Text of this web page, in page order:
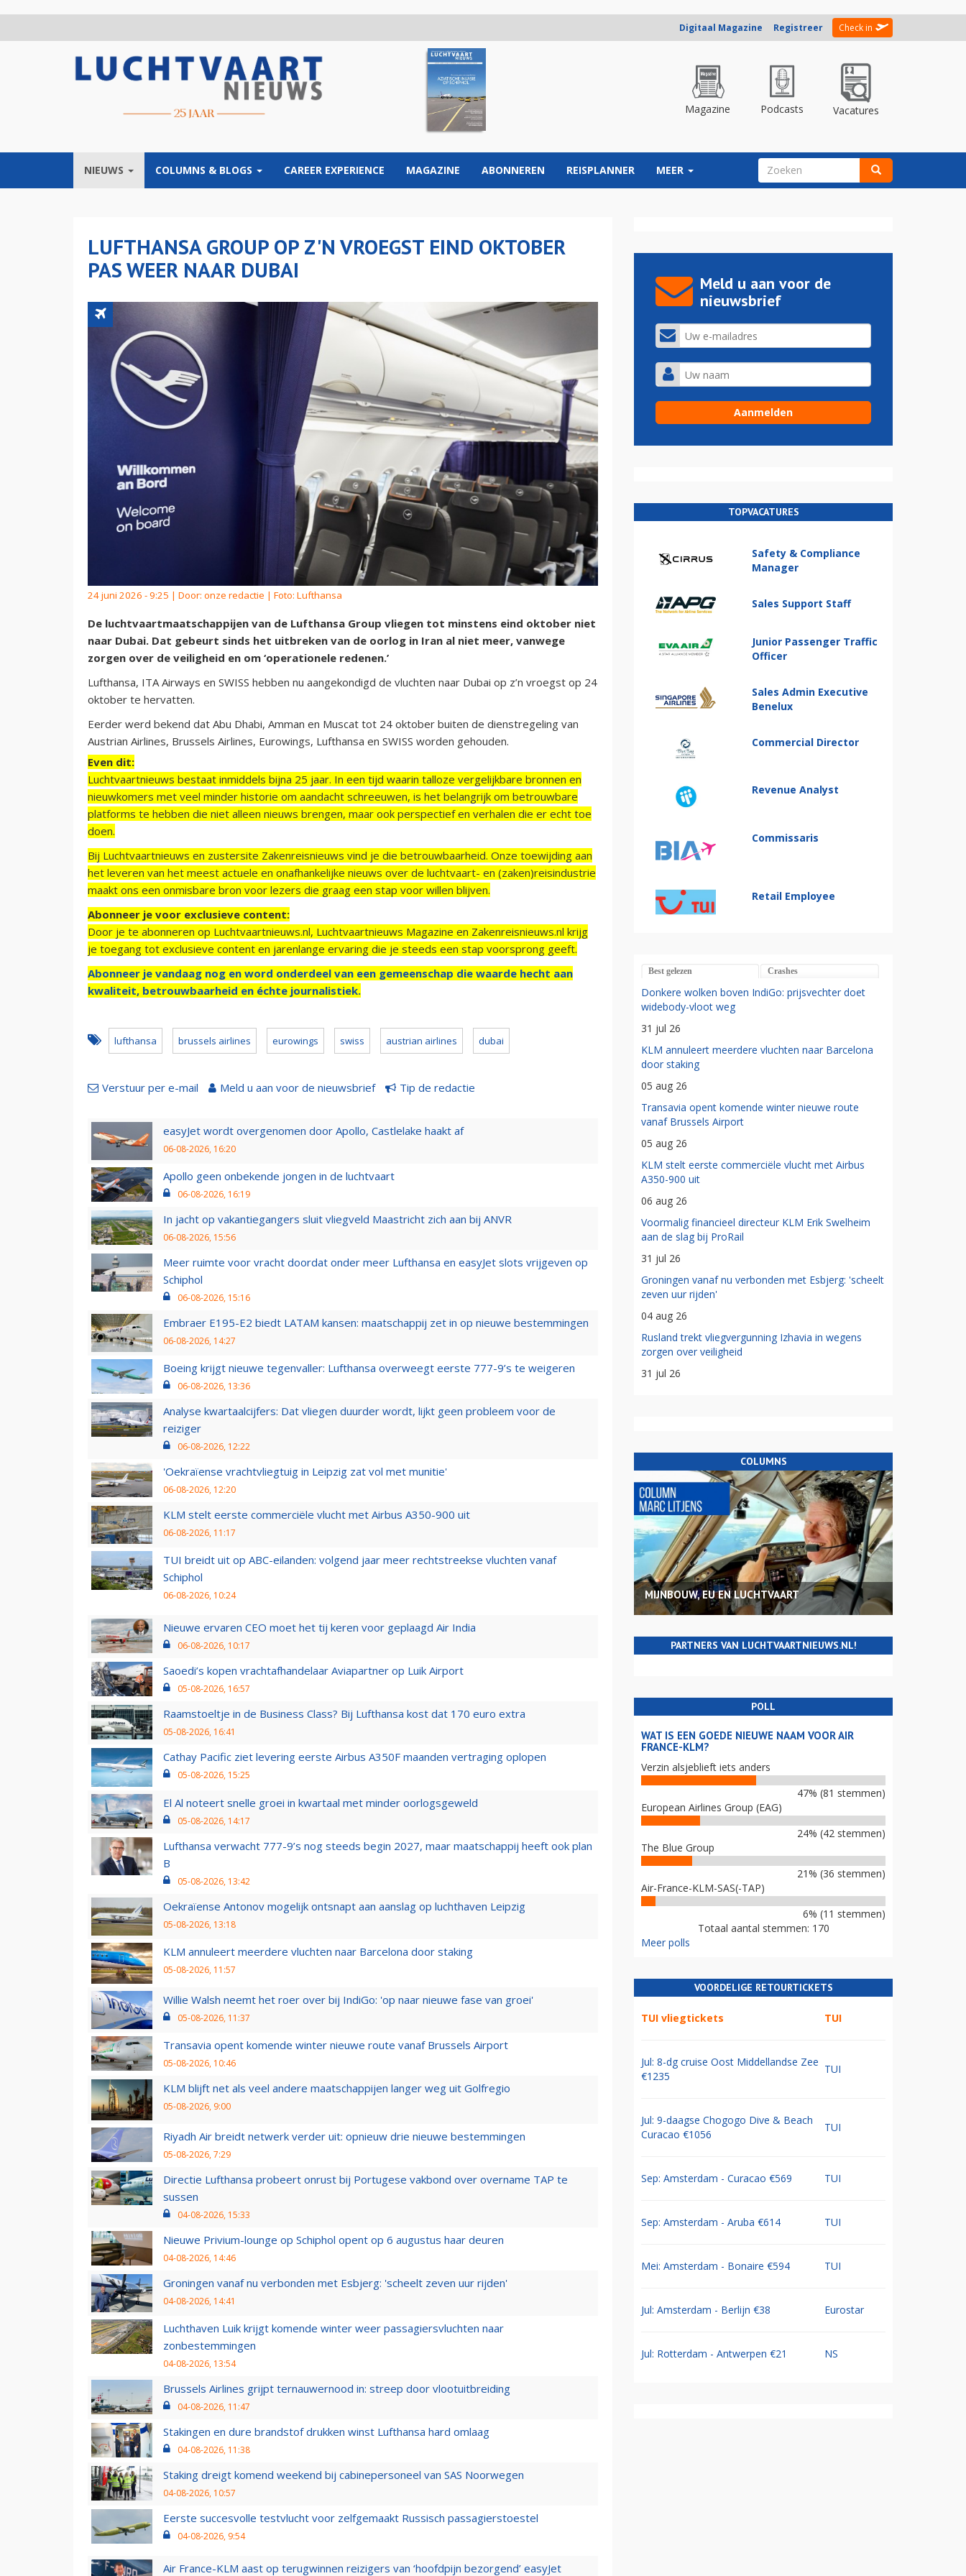
Digitaal Magazine Registreer Check in
Magazine Podcasts Vacatures
NIEUWS COLUMNS & BLOGS CAREER EXPERIENCE MAGAZINE ABONNEREN REISPLANNER MEER ZOEKVELD
LUFTHANSA GROUP OP Z'N VROEGST EIND OKTOBER
PAS WEER NAAR DUBAI
24 juni 2026 - 9:25 | Door: onze redactie | Foto: Lufthansa
De luchtvaartmaatschappijen van de Lufthansa Group vliegen tot minstens eind oktober niet
naar Dubai. Dat gebeurt sinds het uitbreken van de oorlog in Iran al niet meer, vanwege
zorgen over de veiligheid en om ‘operationele redenen.’
Lufthansa, ITA Airways en SWISS hebben nu aangekondigd de vluchten naar Dubai op z’n vroegst op 24
oktober te hervatten.
Eerder werd bekend dat Abu Dhabi, Amman en Muscat tot 24 oktober buiten de dienstregeling van
Austrian Airlines, Brussels Airlines, Eurowings, Lufthansa en SWISS worden gehouden.
Even dit:
Luchtvaartnieuws bestaat inmiddels bijna 25 jaar. In een tijd waarin talloze vergelijkbare bronnen en
nieuwkomers met veel minder historie om aandacht schreeuwen, is het belangrijk om betrouwbare
platforms te hebben die niet alleen nieuws brengen, maar ook perspectief en verhalen die er echt toe
doen.
Bij Luchtvaartnieuws en zustersite Zakenreisnieuws vind je die betrouwbaarheid. Onze toewijding aan
het leveren van het meest actuele en onafhankelijke nieuws over de luchtvaart- en (zaken)reisindustrie
maakt ons een onmisbare bron voor lezers die graag een stap voor willen blijven.
Abonneer je voor exclusieve content:
Door je te abonneren op Luchtvaartnieuws.nl, Luchtvaartnieuws Magazine en Zakenreisnieuws.nl krijg
je toegang tot exclusieve content en jarenlange ervaring die je steeds een stap voorsprong geeft.
Abonneer je vandaag nog en word onderdeel van een gemeenschap die waarde hecht aan
kwaliteit, betrouwbaarheid en échte journalistiek.
lufthansa brussels airlines eurowings swiss austrian airlines dubai
Verstuur per e-mail Meld u aan voor de nieuwsbrief Tip de redactie
easyJet wordt overgenomen door Apollo, Castlelake haakt af
06-08-2026, 16:20
Apollo geen onbekende jongen in de luchtvaart
06-08-2026, 16:19
In jacht op vakantiegangers sluit vliegveld Maastricht zich aan bij ANVR
06-08-2026, 15:56
Meer ruimte voor vracht doordat onder meer Lufthansa en easyJet slots vrijgeven op
Schiphol
06-08-2026, 15:16
Embraer E195-E2 biedt LATAM kansen: maatschappij zet in op nieuwe bestemmingen
06-08-2026, 14:27
Boeing krijgt nieuwe tegenvaller: Lufthansa overweegt eerste 777-9’s te weigeren
06-08-2026, 13:36
Analyse kwartaalcijfers: Dat vliegen duurder wordt, lijkt geen probleem voor de
reiziger
06-08-2026, 12:22
'Oekraïense vrachtvliegtuig in Leipzig zat vol met munitie'
06-08-2026, 12:20
KLM stelt eerste commerciële vlucht met Airbus A350-900 uit
06-08-2026, 11:17
TUI breidt uit op ABC-eilanden: volgend jaar meer rechtstreekse vluchten vanaf
Schiphol
06-08-2026, 10:24
Nieuwe ervaren CEO moet het tij keren voor geplaagd Air India
06-08-2026, 10:17
Saoedi’s kopen vrachtafhandelaar Aviapartner op Luik Airport
05-08-2026, 16:57
Raamstoeltje in de Business Class? Bij Lufthansa kost dat 170 euro extra
05-08-2026, 16:41
Cathay Pacific ziet levering eerste Airbus A350F maanden vertraging oplopen
05-08-2026, 15:25
El Al noteert snelle groei in kwartaal met minder oorlogsgeweld
05-08-2026, 14:17
Lufthansa verwacht 777-9’s nog steeds begin 2027, maar maatschappij heeft ook plan
B
05-08-2026, 13:42
Oekraïense Antonov mogelijk ontsnapt aan aanslag op luchthaven Leipzig
05-08-2026, 13:18
KLM annuleert meerdere vluchten naar Barcelona door staking
05-08-2026, 11:57
Willie Walsh neemt het roer over bij IndiGo: 'op naar nieuwe fase van groei'
05-08-2026, 11:37
Transavia opent komende winter nieuwe route vanaf Brussels Airport
05-08-2026, 10:46
KLM blijft net als veel andere maatschappijen langer weg uit Golfregio
05-08-2026, 9:00
Riyadh Air breidt netwerk verder uit: opnieuw drie nieuwe bestemmingen
05-08-2026, 7:29
Directie Lufthansa probeert onrust bij Portugese vakbond over overname TAP te
sussen
04-08-2026, 15:33
Nieuwe Privium-lounge op Schiphol opent op 6 augustus haar deuren
04-08-2026, 14:46
Groningen vanaf nu verbonden met Esbjerg: 'scheelt zeven uur rijden'
04-08-2026, 14:41
Luchthaven Luik krijgt komende winter weer passagiersvluchten naar
zonbestemmingen
04-08-2026, 13:54
Brussels Airlines grijpt ternauwernood in: streep door vlootuitbreiding
04-08-2026, 11:47
Stakingen en dure brandstof drukken winst Lufthansa hard omlaag
04-08-2026, 11:38
Staking dreigt komend weekend bij cabinepersoneel van SAS Noorwegen
04-08-2026, 10:57
Eerste succesvolle testvlucht voor zelfgemaakt Russisch passagierstoestel
04-08-2026, 9:54
Air France-KLM aast op terugwinnen reizigers van ‘hoofdpijn bezorgend’ easyJet
Meld u aan voor de
nieuwsbrief
TOPVACATURES
Safety & Compliance
Manager
Sales Support Staff
Junior Passenger Traffic
Officer
Sales Admin Executive
Benelux
Commercial Director
Revenue Analyst
Commissaris
Retail Employee
Best gelezen Crashes
Donkere wolken boven IndiGo: prijsvechter doet
widebody-vloot weg
31 jul 26
KLM annuleert meerdere vluchten naar Barcelona
door staking
05 aug 26
Transavia opent komende winter nieuwe route
vanaf Brussels Airport
05 aug 26
KLM stelt eerste commerciële vlucht met Airbus
A350-900 uit
06 aug 26
Voormalig financieel directeur KLM Erik Swelheim
aan de slag bij ProRail
31 jul 26
Groningen vanaf nu verbonden met Esbjerg: 'scheelt
zeven uur rijden'
04 aug 26
Rusland trekt vliegvergunning Izhavia in wegens
zorgen over veiligheid
31 jul 26
COLUMNS
MIJNBOUW, EU EN LUCHTVAART
PARTNERS VAN LUCHTVAARTNIEUWS.NL!
POLL
WAT IS EEN GOEDE NIEUWE NAAM VOOR AIR
FRANCE-KLM?
Verzin alsjeblieft iets anders
47% (81 stemmen)
European Airlines Group (EAG)
24% (42 stemmen)
The Blue Group
21% (36 stemmen)
Air-France-KLM-SAS(-TAP)
6% (11 stemmen)
Totaal aantal stemmen: 170
Meer polls
VOORDELIGE RETOURTICKETS
TUI vliegtickets TUI
Jul: 8-dg cruise Oost Middellandse Zee
€1235
TUI
Jul: 9-daagse Chogogo Dive & Beach
Curacao €1056
TUI
Sep: Amsterdam - Curacao €569 TUI
Sep: Amsterdam - Aruba €614 TUI
Mei: Amsterdam - Bonaire €594 TUI
Jul: Amsterdam - Berlijn €38 Eurostar
Jul: Rotterdam - Antwerpen €21 NS